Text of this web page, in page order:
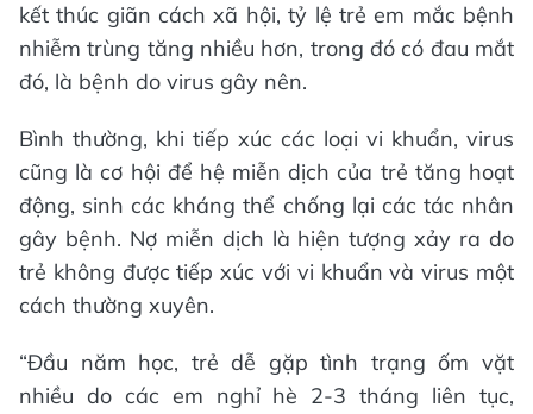
kết thúc giãn cách xã hội, tỷ lệ trẻ em mắc bệnh
nhiễm trùng tăng nhiều hơn, trong đó có đau mắt
đó, là bệnh do virus gây nên.
Bình thường, khi tiếp xúc các loại vi khuẩn, virus
cũng là cơ hội để hệ miễn dịch của trẻ tăng hoạt
động, sinh các kháng thể chống lại các tác nhân
gây bệnh. Nợ miễn dịch là hiện tượng xảy ra do
trẻ không được tiếp xúc với vi khuẩn và virus một
cách thường xuyên.
“Đầu năm học, trẻ dễ gặp tình trạng ốm vặt
nhiều do các em nghỉ hè 2-3 tháng liên tục,